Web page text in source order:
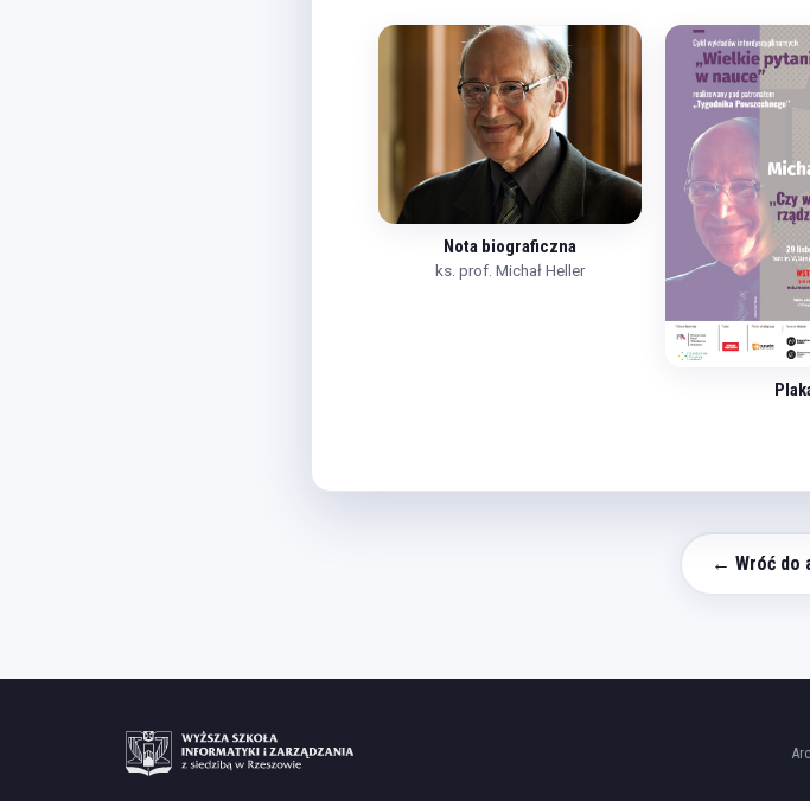
Nota biograficzna
ks. prof. Michał Heller
← Wróć do